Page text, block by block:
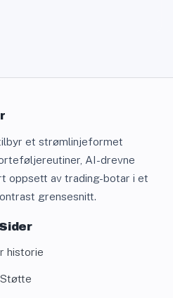
et strømlinjeformet
AI-drevne
oppsett av trading-botar i et
grensesnitt.
Sider
historie
Støtte